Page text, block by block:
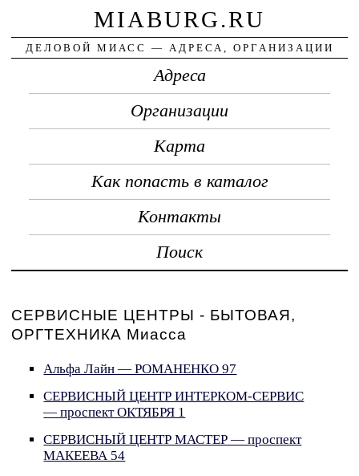
MIABURG.RU
ДЕЛОВОЙ МИАСС — АДРЕСА, ОРГАНИЗАЦИИ
Адреса
Организации
Карта
Как попасть в каталог
Контакты
Поиск
СЕРВИСНЫЕ ЦЕНТРЫ - БЫТОВАЯ,
ОРГТЕХНИКА Миасса
Альфа Лайн — РОМАНЕНКО 97
СЕРВИСНЫЙ ЦЕНТР ИНТЕРКОМ-СЕРВИС
— проспект ОКТЯБРЯ 1
СЕРВИСНЫЙ ЦЕНТР МАСТЕР — проспект
МАКЕЕВА 54